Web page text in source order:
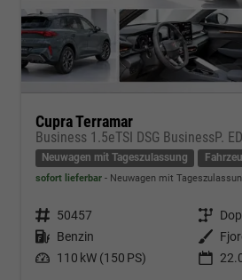
Cupra Terramar
Neuwagen mit Tageszulassung
sofort lieferbar Neuwagen mit
Fahrzeugnr. 50457 Getriebe
Kraftstoff Benzin Außenfarbe
Leistung 110 kW (150 PS)